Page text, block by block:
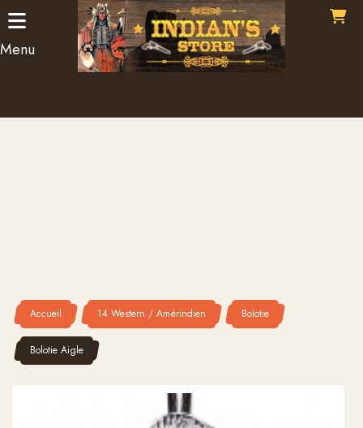
Menu
Accueil 14 Western / Amérindien Bolotie
Bolotie Aigle
Panneau de gestion des cookies